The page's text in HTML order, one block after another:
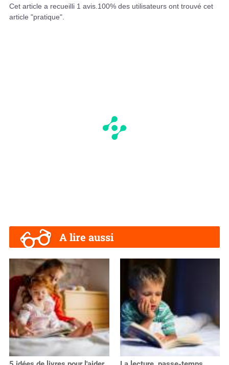
N
Cet article a recueilli 1 avis. 100% des utilisateurs ont trouvé cet
article "pratique".
A lire aussi